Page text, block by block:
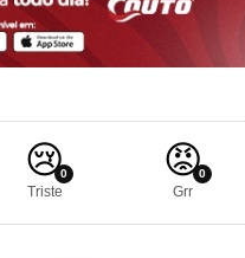
😢0
Triste
😡0
Grr